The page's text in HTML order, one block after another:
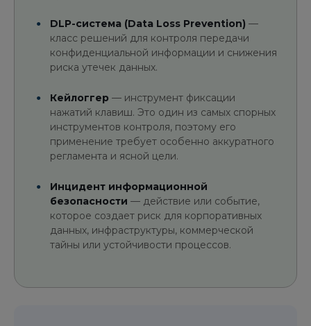
DLP-система (Data Loss Prevention) —
класс решений для контроля передачи
конфиденциальной информации и снижения
риска утечек данных.
Кейлоггер — инструмент фиксации
нажатий клавиш. Это один из самых спорных
инструментов контроля, поэтому его
применение требует особенно аккуратного
регламента и ясной цели.
Инцидент информационной
безопасности — действие или событие,
которое создает риск для корпоративных
данных, инфраструктуры, коммерческой
тайны или устойчивости процессов.